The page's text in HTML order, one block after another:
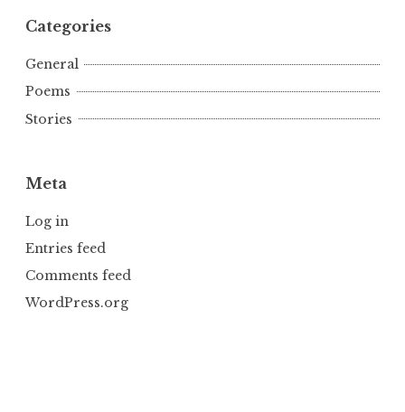
Categories
General
Poems
Stories
Meta
Log in
Entries feed
Comments feed
WordPress.org